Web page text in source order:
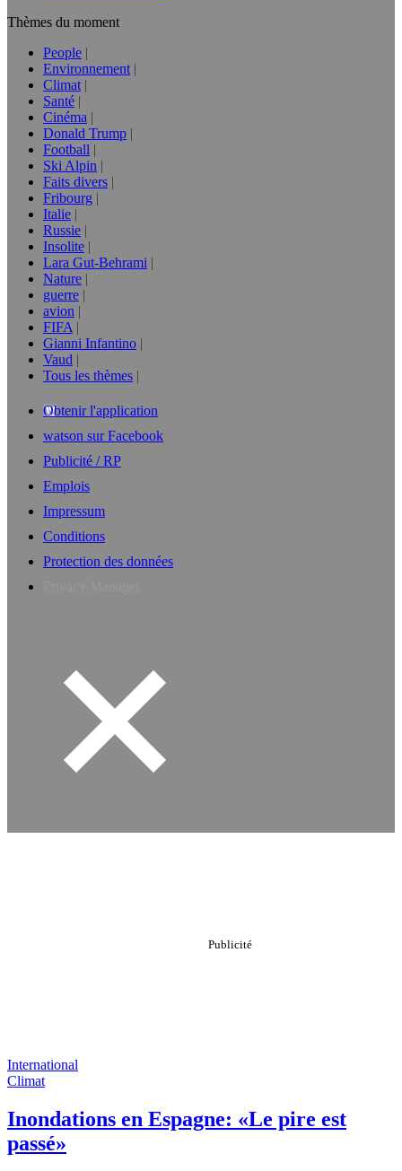
Thèmes du moment
People
Environnement
Climat
Santé
Cinéma
Donald Trump
Football
Ski Alpin
Faits divers
Fribourg
Italie
Russie
Insolite
Lara Gut-Behrami
Nature
guerre
avion
FIFA
Gianni Infantino
Vaud
Tous les thèmes
Obtenir l'application
watson sur Facebook
Publicité / RP
Emplois
Impressum
Conditions
Protection des données
International
Climat
Inondations en Espagne: «Le pire est
passé»